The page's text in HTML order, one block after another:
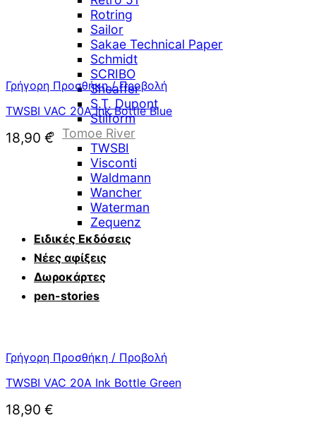
Rotring
Sailor
Sakae Technical Paper
Schmidt
SCRIBO
Sheaffer
S.T. Dupont
Stilform
Tomoe River
TWSBI
Visconti
Waldmann
Wancher
Waterman
Zequenz
Ειδικές Εκδόσεις
Νέες αφίξεις
Δωροκάρτες
pen-stories
Γρήγορη Προσθήκη / Προβολή
TWSBI VAC 20A Ink Bottle Blue
18,90 €
Γρήγορη Προσθήκη / Προβολή
TWSBI VAC 20A Ink Bottle Green
18,90 €